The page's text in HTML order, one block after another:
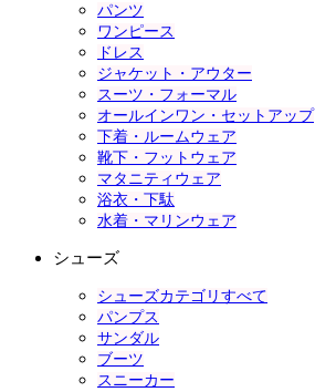
パンツ
ワンピース
ドレス
ジャケット・アウター
スーツ・フォーマル
オールインワン・セットアップ
下着・ルームウェア
靴下・フットウェア
マタニティウェア
浴衣・下駄
水着・マリンウェア
シューズ
シューズカテゴリすべて
パンプス
サンダル
ブーツ
スニーカー